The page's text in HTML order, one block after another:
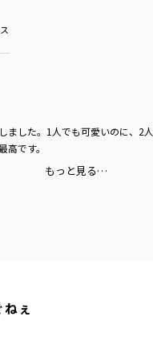
ました。1人でも可愛いのに、2
高です。
もっと見る…
ねぇ